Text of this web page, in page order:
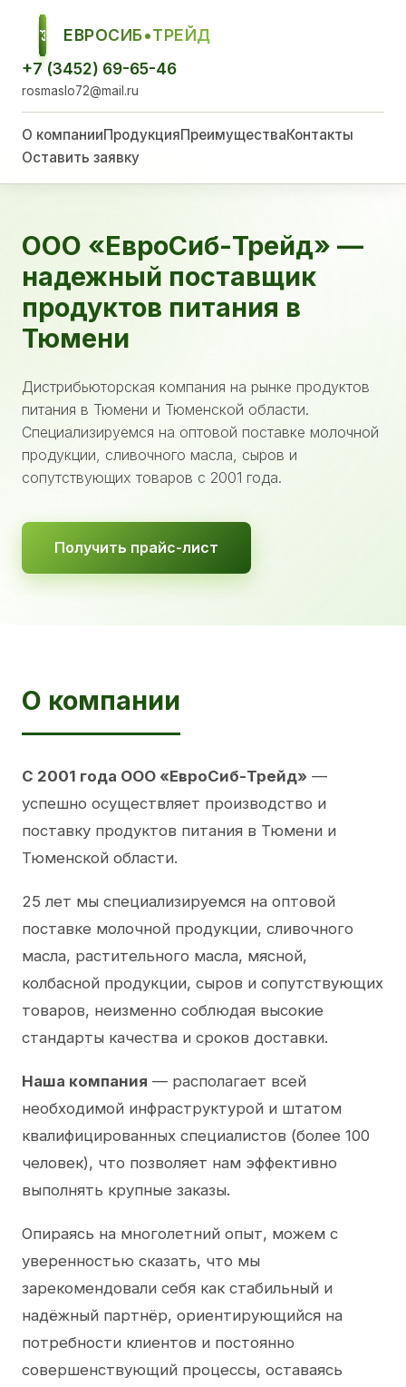
ЕСТ
ЕВРОСИБ•ТРЕЙД
+7 (3452) 69-65-46
rosmaslo72@mail.ru
О компанииПродукцияПреимуществаКонтакты
Оставить заявку
ООО «ЕвроСиб-Трейд» —
надежный поставщик
продуктов питания в
Тюмени
Дистрибьюторская компания на рынке продуктов
питания в Тюмени и Тюменской области.
Специализируемся на оптовой поставке молочной
продукции, сливочного масла, сыров и
сопутствующих товаров с 2001 года.
Получить прайс-лист
О компании
С 2001 года ООО «ЕвроСиб-Трейд» —
успешно осуществляет производство и
поставку продуктов питания в Тюмени и
Тюменской области.
25 лет мы специализируемся на оптовой
поставке молочной продукции, сливочного
масла, растительного масла, мясной,
колбасной продукции, сыров и сопутствующих
товаров, неизменно соблюдая высокие
стандарты качества и сроков доставки.
Наша компания — располагает всей
необходимой инфраструктурой и штатом
квалифицированных специалистов (более 100
человек), что позволяет нам эффективно
выполнять крупные заказы.
Опираясь на многолетний опыт, можем с
уверенностью сказать, что мы
зарекомендовали себя как стабильный и
надёжный партнёр, ориентирующийся на
потребности клиентов и постоянно
совершенствующий процессы, оставаясь